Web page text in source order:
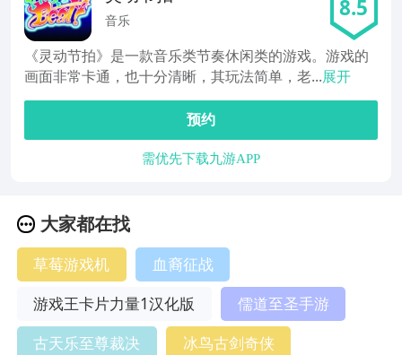
音乐 8.5
《灵动节拍》是一款音乐类节奏休闲类的游戏。游戏的
画面非常卡通，也十分清晰，其玩法简单，老...展开
预约
需优先下载九游APP
大家都在找
草莓游戏机
血裔征战
游戏王卡片力量1汉化版
儒道至圣手游
古天乐至尊裁决
冰鸟古剑奇侠